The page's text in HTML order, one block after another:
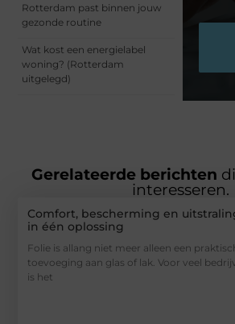
Rotterdam past binnen jouw
gezonde routine
Wat kost een energielabel
woning? (Rotterdam
uitgelegd)
Gerelateerde berichten
interesseren.
Comfort, bescherming en
in één oplossing
Folie is allang niet meer alleen een
toevoeging aan glas of lak. Voor veel
is het